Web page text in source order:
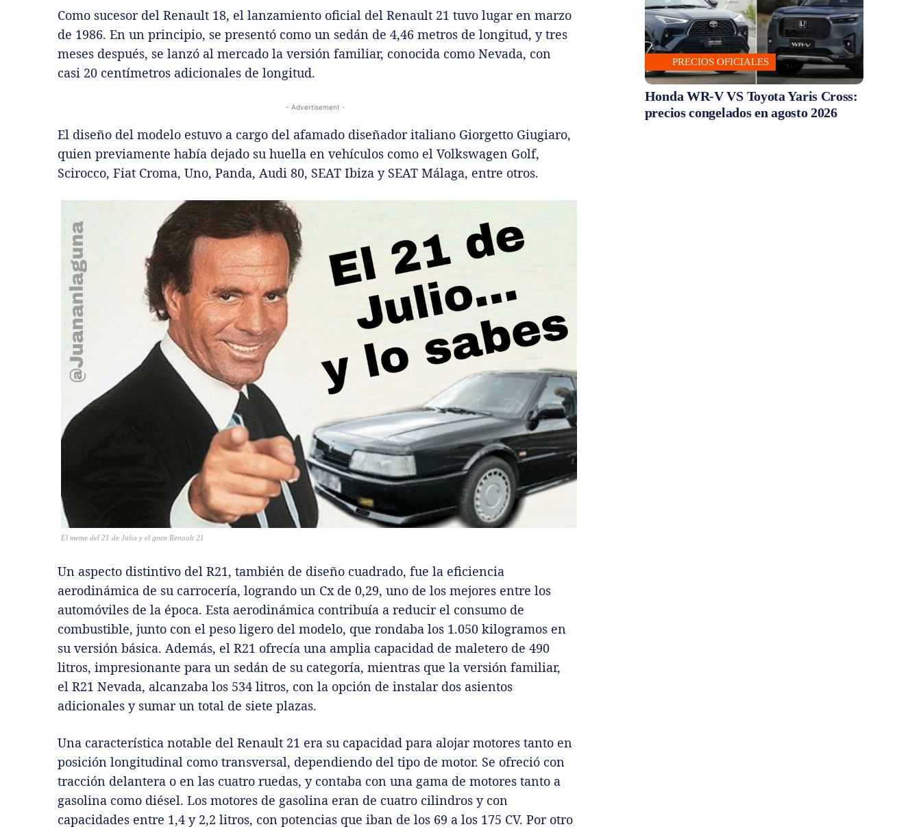
Como sucesor del Renault 18, el lanzamiento oficial del Renault 21 tuvo lugar en marzo
de 1986. En un principio, se presentó como un sedán de 4,46 metros de longitud, y tres
meses después, se lanzó al mercado la versión familiar, conocida como Nevada, con
casi 20 centímetros adicionales de longitud.
- Advertisement -
El diseño del modelo estuvo a cargo del afamado diseñador italiano Giorgetto Giugiaro,
quien previamente había dejado su huella en vehículos como el Volkswagen Golf,
Scirocco, Fiat Croma, Uno, Panda, Audi 80, SEAT Ibiza y SEAT Málaga, entre otros.
El meme del 21 de Julio y el gran Renault 21
Un aspecto distintivo del R21, también de diseño cuadrado, fue la eficiencia
aerodinámica de su carrocería, logrando un Cx de 0,29, uno de los mejores entre los
automóviles de la época. Esta aerodinámica contribuía a reducir el consumo de
combustible, junto con el peso ligero del modelo, que rondaba los 1.050 kilogramos en
su versión básica. Además, el R21 ofrecía una amplia capacidad de maletero de 490
litros, impresionante para un sedán de su categoría, mientras que la versión familiar,
el R21 Nevada, alcanzaba los 534 litros, con la opción de instalar dos asientos
adicionales y sumar un total de siete plazas.
Una característica notable del Renault 21 era su capacidad para alojar motores tanto en
posición longitudinal como transversal, dependiendo del tipo de motor. Se ofreció con
tracción delantera o en las cuatro ruedas, y contaba con una gama de motores tanto a
gasolina como diésel. Los motores de gasolina eran de cuatro cilindros y con
capacidades entre 1,4 y 2,2 litros, con potencias que iban de los 69 a los 175 CV. Por otro
PRECIOS OFICIALES
Honda WR-V VS Toyota Yaris Cross:
precios congelados en agosto 2026